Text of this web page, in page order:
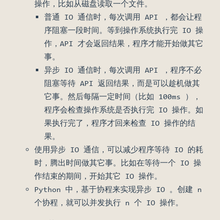
操作，比如从磁盘读取一个文件。
普通 IO 通信时，每次调用 API ，都会让程
序阻塞一段时间。等到操作系统执行完 IO 操
作，API 才会返回结果，程序才能开始做其它
事。
异步 IO 通信时，每次调用 API ，程序不必
阻塞等待 API 返回结果，而是可以趁机做其
它事。然后每隔一定时间（比如 100ms ），
程序会检查操作系统是否执行完 IO 操作。如
果执行完了，程序才回来检查 IO 操作的结
果。
使用异步 IO 通信，可以减少程序等待 IO 的耗
时，腾出时间做其它事。比如在等待一个 IO 操
作结束的期间，开始其它 IO 操作。
Python 中，基于协程来实现异步 IO 。创建 n
个协程，就可以并发执行 n 个 IO 操作。